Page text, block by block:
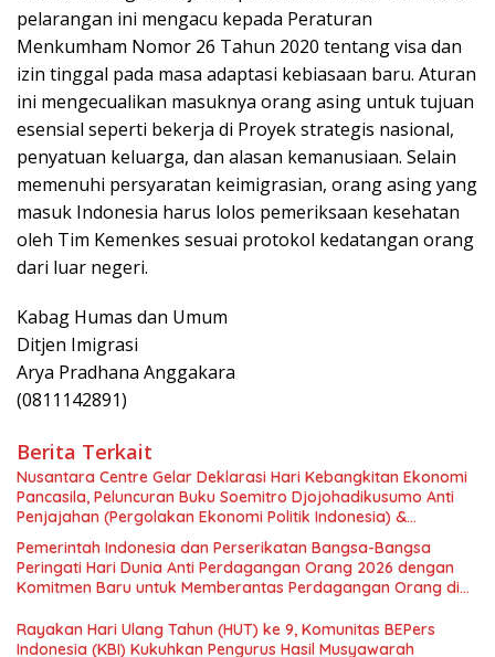
pelarangan ini mengacu kepada Peraturan
Menkumham Nomor 26 Tahun 2020 tentang visa dan
izin tinggal pada masa adaptasi kebiasaan baru. Aturan
ini mengecualikan masuknya orang asing untuk tujuan
esensial seperti bekerja di Proyek strategis nasional,
penyatuan keluarga, dan alasan kemanusiaan. Selain
memenuhi persyaratan keimigrasian, orang asing yang
masuk Indonesia harus lolos pemeriksaan kesehatan
oleh Tim Kemenkes sesuai protokol kedatangan orang
dari luar negeri.
Kabag Humas dan Umum
Ditjen Imigrasi
Arya Pradhana Anggakara
(0811142891)
Berita Terkait
Nusantara Centre Gelar Deklarasi Hari Kebangkitan Ekonomi
Pancasila, Peluncuran Buku Soemitro Djojohadikusumo Anti
Penjajahan (Pergolakan Ekonomi Politik Indonesia) &
Nasional dan Kesejahteraan Sosial dalam Menata Bangsa
Menuju Indonesia Emas 2045”,
Pemerintah Indonesia dan Perserikatan Bangsa-Bangsa
Peringati Hari Dunia Anti Perdagangan Orang 2026 dengan
Komitmen Baru untuk Memberantas Perdagangan Orang di
Rayakan Hari Ulang Tahun (HUT) ke 9, Komunitas BEPers
Indonesia (KBI) Kukuhkan Pengurus Hasil Musyawarah